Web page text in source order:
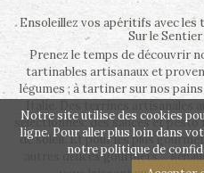
Ensoleillez vos apéritifs avec les
Sur le
Prenez le temps de découvrir
tartinables artisanaux et
légumes ; à tartiner sur nos
sélectionnés, des sauces et
de soleil. Et pour les plus
autres délices gourmets…
Notre site utilise des cookies
ligne. Pour aller plus loin dans
notre politique de